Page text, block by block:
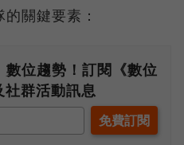
關鍵要素：
位趨勢！訂閱《數位
群活動訊息